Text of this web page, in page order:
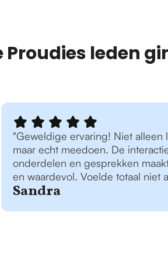
Proudies leden
"Geweldige ervaring! Niet alleen
maar echt meedoen. De
onderdelen en gesprekken
en waardevol. Voelde totaal niet
Sandra